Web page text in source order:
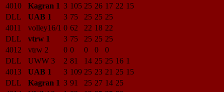
4010
Kagran 1 3 105 25 26 17 22 15
DLL
UAB 1 3 75 25 25 25
4011
volley16/1 0 62 22 18 22
DLL
vtrw 1 3 75 25 25 25
4012
vtrw 2 0 0 0 0
0
DLL
UWW 3 2 81 14 25 25 16 1
4013
UAB 1 3 109 25 23 21 25 15
DLL
Kagran 1 3 91 25 27 14 25